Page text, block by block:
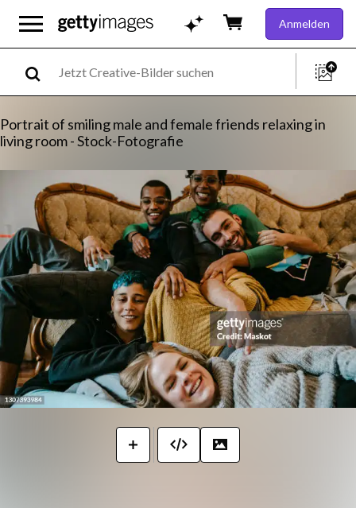
Anmelden
Portrait of smiling male and female friends relaxing in
living room - Stock-Fotografie